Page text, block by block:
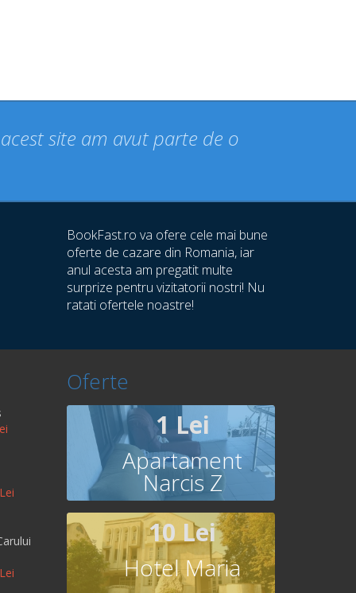
site am avut parte de o
BookFast.ro va ofere cele mai bune
oferte de cazare din Romania, iar
anul acesta am pregatit multe
surprize pentru vizitatorii nostri! Nu
ratati ofertele noastre!
Oferte
1 Lei
Apartament
Narcis Z
10 Lei
Hotel Maria